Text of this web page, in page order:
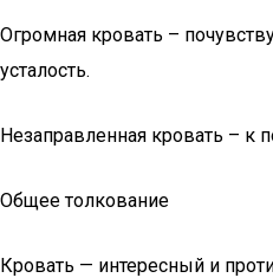
Огромная кровать –
усталость.
Незаправленная кровать – к
Общее толкование
Кровать — интересный и